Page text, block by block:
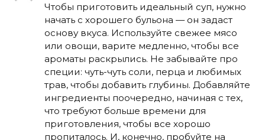
Чтобы приготовить идеальный суп, нужно
начать с хорошего бульона — он задаст
основу вкуса. Используйте свежее мясо
или овощи, варите медленно, чтобы все
ароматы раскрылись. Не забывайте про
специи: чуть-чуть соли, перца и любимых
трав, чтобы добавить глубины. Добавляйте
ингредиенты поочередно, начиная с тех,
что требуют больше времени для
приготовления, чтобы все хорошо
пропиталось. И, конечно, пробуйте на